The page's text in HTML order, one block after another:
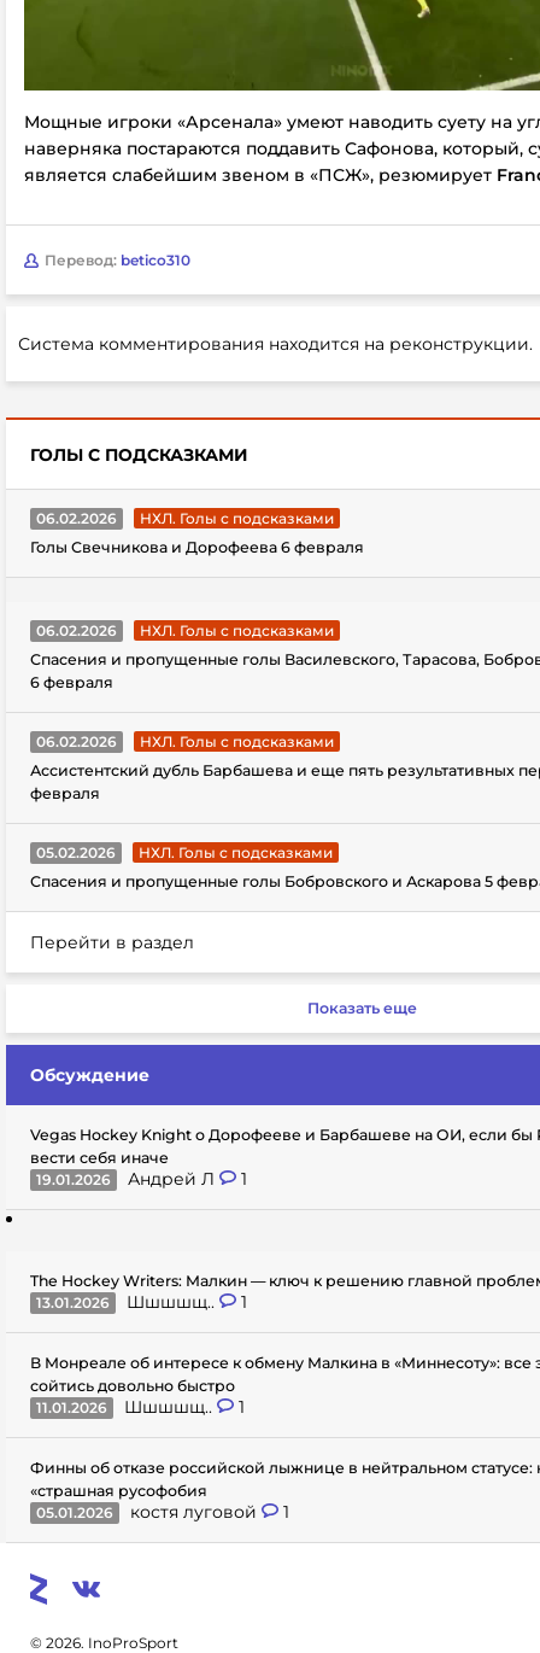
Мощные игроки «Арсенала» умеют наводить суету на
наверняка постараются поддавить Сафонова, который,
является слабейшим звеном в «ПСЖ», резюмирует
Перевод: betico310
Система комментирования находится на реконструкции.
ГОЛЫ С ПОДСКАЗКАМИ
06.02.2026
НХЛ. Голы с подсказками
Голы Свечникова и Дорофеева 6 февраля
06.02.2026
НХЛ. Голы с подсказками
Спасения и пропущенные голы Василевского, Тарасова,
6 февраля
06.02.2026
НХЛ. Голы с подсказками
Ассистентский дубль Барбашева и еще пять результативных
февраля
05.02.2026
НХЛ. Голы с подсказками
Спасения и пропущенные голы Бобровского и Аскарова 5
Перейти в раздел
Показать еще
Обсуждение
Vegas Hockey Knight о Дорофееве и Барбашеве на ОИ, если бы
вести себя иначе
19.01.2026
Андрей Л 1
The Hockey Writers: Малкин — ключ к решению главной
13.01.2026
Шшшшщ.. 1
В Монреале об интересе к обмену Малкина в «Миннесоту»: все
сойтись довольно быстро
11.01.2026
Шшшшщ.. 1
Финны об отказе российской лыжнице в нейтральном статусе:
«страшная русофобия
05.01.2026
костя луговой 1
© 2026. InoProSport